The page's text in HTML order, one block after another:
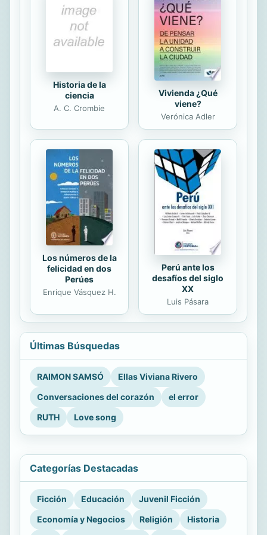
AUTOESTIMA y llenarte de AMOR a
TI MISMA. “Si lo que deseas tarda en
llegar es por una razón, pasas más
tiempo pensando en su ausencia
Historia de la
ciencia
A. C. Crombie
Vivienda ¿Qué
viene?
Verónica Adler
Los números de la
felicidad en dos
Perúes
Enrique Vásquez H.
Perú ante los
desafíos del siglo
XX
Luis Pásara
Últimas Búsquedas
RAIMON SAMSÓ
Ellas Viviana Rivero
Conversaciones del corazón
el error
RUTH
Love song
Categorías Destacadas
Ficción Educación
Juvenil Ficción
Economía y Negocios
Religión
Historia